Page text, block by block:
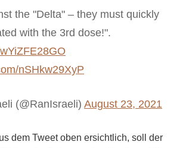
the "Delta" – they must quickly
with the 3rd dose!".
nSHkw29XyP
(@RanIsraeli) August 23, 2021
dem Tweet oben ersichtlich, soll der